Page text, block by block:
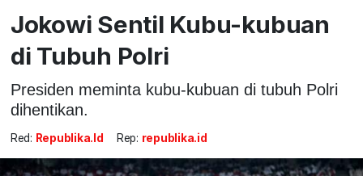
Jokowi Sentil Kubu-kubuan
di Tubuh Polri
Presiden meminta kubu-kubuan di tubuh Polri
dihentikan.
Red: Republika.id Rep: republika.id